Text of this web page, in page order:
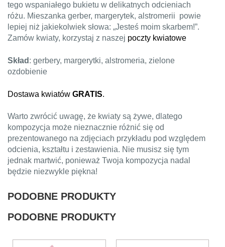
tego wspaniałego bukietu w delikatnych odcieniach
różu. Mieszanka gerber, margerytek, alstromerii powie
lepiej niż jakiekolwiek słowa: „Jesteś moim skarbem!”.
Zamów kwiaty, korzystaj z naszej poczty kwiatowe
Skład : gerbery, margerytki, alstromeria, zielone
ozdobienie
Dostawa kwiatów GRATIS.
Warto zwrócić uwagę, że kwiaty są żywe, dlatego
kompozycja może nieznacznie różnić się od
prezentowanego na zdjęciach przykładu pod względem
odcienia, kształtu i zestawienia. Nie musisz się tym
jednak martwić, ponieważ Twoja kompozycja nadal
będzie niezwykle piękna!
PODOBNE PRODUKTY
PODOBNE PRODUKTY